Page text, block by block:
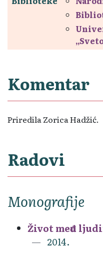
Komentar
Priredila Zorica Hadžić.
Radovi
Monografije
Život među
2014.